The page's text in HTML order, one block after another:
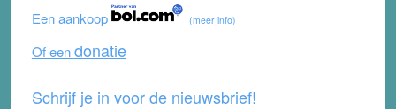
o
k
e
Een aankoop
(meer info)
Of eendonatie
Schrijf je in voor de nieuwsbrief!